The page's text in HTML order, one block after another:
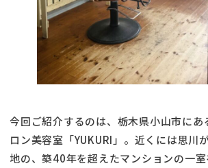
今回ご紹介するのは、栃木県小山市にあ
ロン美容室「YUKURI」。近くには思川
地の、築40年を超えたマンションの一